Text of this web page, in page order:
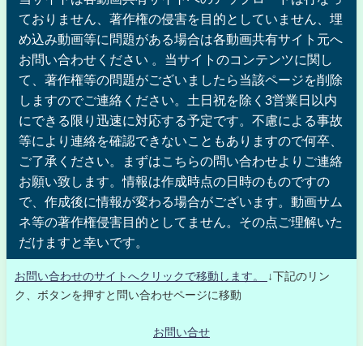
ておりません、著作権の侵害を目的としていません、埋
め込み動画等に問題がある場合は各動画共有サイト元へ
お問い合わせください 。当サイトのコンテンツに関し
て、著作権等の問題がございましたら当該ページを削除
しますのでご連絡ください。土日祝を除く3営業日以内
にできる限り迅速に対応する予定です。不慮による事故
等により連絡を確認できないこともありますので何卒、
ご了承ください。まずはこちらの問い合わせよりご連絡
お願い致します。情報は作成時点の日時のものですの
で、作成後に情報が変わる場合がございます。動画サム
ネ等の著作権侵害目的としてません。その点ご理解いた
だけますと幸いです。
お問い合わせのサイトへクリックで移動します。
↓下記のリン
ク、ボタンを押すと問い合わせページに移動
お問い合せ